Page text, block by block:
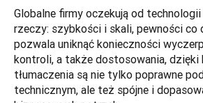
Globalne firmy oczekują od
rzeczy: szybkości i skali, pewności co
pozwala uniknąć konieczności
kontroli, a także dostosowania, dzięki
tłumaczenia są nie tylko poprawne
technicznym, ale też spójne i